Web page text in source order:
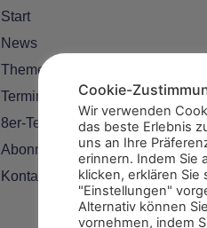
Start
News
Themen
Termine
8er-Team
Abonnement
Kontakt
Cookie-
Wir verwenden
das beste Erlebnis
uns an Ihre
erinnern. Indem Sie
klicken, erklären
"Einstellungen"
Alternativ können
vornehmen, indem